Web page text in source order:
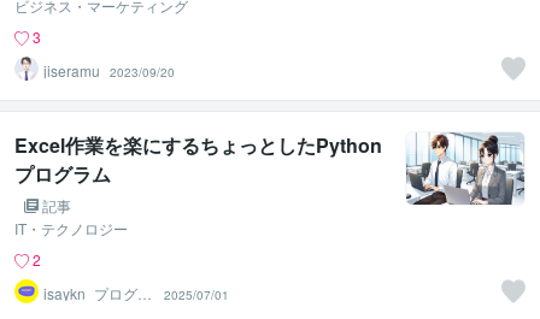
ビジネス・マーケティング
3
jiseramu
2023/09/20
Excel作業を楽にするちょっとしたPython
プログラム
記事
IT・テクノロジー
2
isaykn_プログラ
ム相談製作プロ
2025/07/01